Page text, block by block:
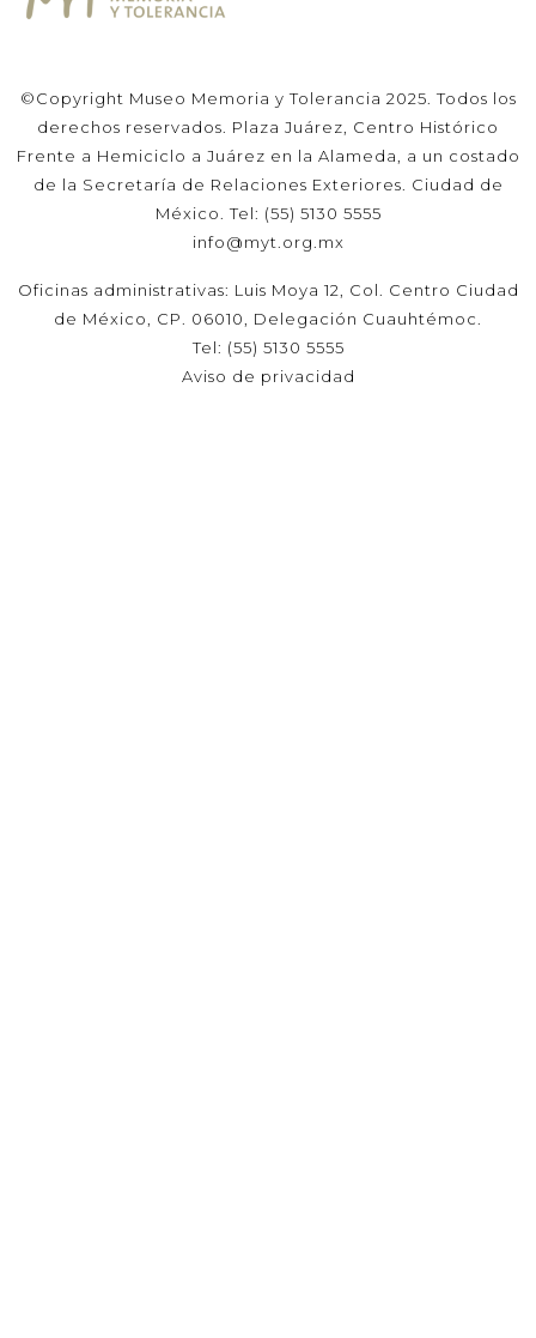
©Copyright Museo Memoria y Tolerancia 2025. Todos los
derechos reservados. Plaza Juárez, Centro Histórico
Frente a Hemiciclo a Juárez en la Alameda, a un costado
de la Secretaría de Relaciones Exteriores. Ciudad de
México. Tel: (55) 5130 5555
info@myt.org.mx
Oficinas administrativas: Luis Moya 12, Col. Centro Ciudad
de México, CP. 06010, Delegación Cuauhtémoc.
Tel: (55) 5130 5555
Aviso de privacidad